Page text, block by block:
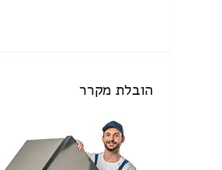
הובלת מקרר